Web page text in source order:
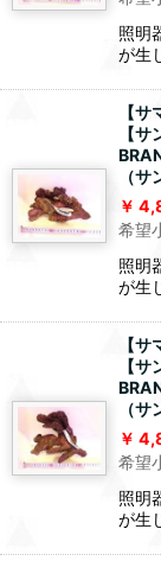
照明
が生
【
【
（サ
希望
照明
が生
【
【
（サ
希望
照明
が生